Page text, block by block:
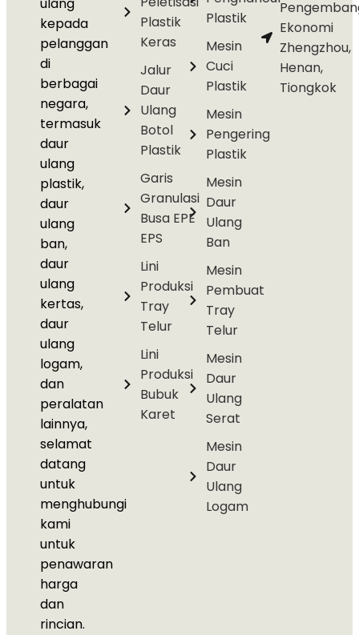
ulang
kepada
pelanggan
di
berbagai
negara,
termasuk
daur
ulang
plastik,
daur
ulang
ban,
daur
ulang
kertas,
daur
ulang
logam,
dan
peralatan
lainnya,
selamat
datang
untuk
menghubungi
kami
untuk
penawaran
harga
dan
rincian.
Plastik
Keras
Jalur
Daur
Ulang
Botol
Plastik
Garis
Granulasi
Busa EPE
EPS
Lini
Produksi
Tray
Telur
Lini
Produksi
Bubuk
Karet
Plastik
Mesin
Cuci
Plastik
Mesin
Pengering
Plastik
Mesin
Daur
Ulang
Ban
Mesin
Pembuat
Tray
Telur
Mesin
Daur
Ulang
Serat
Mesin
Daur
Ulang
Logam
Ekonomi
Zhengzhou,
Henan,
Tiongkok